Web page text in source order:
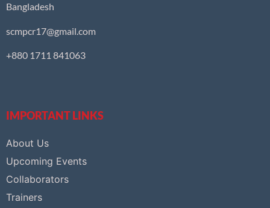
Bangladesh
scmpcr17@gmail.com
+880 1711 841063
IMPORTANT LINKS
About Us
Upcoming Events
Collaborators
Trainers